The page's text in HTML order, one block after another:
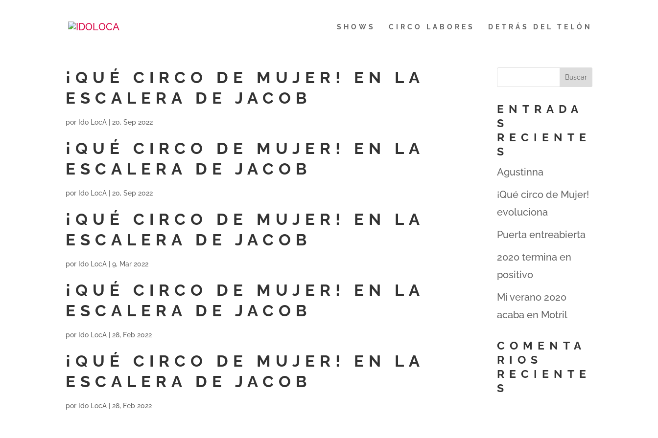
SHOWS CIRCO LABORES DETRÁS DEL TELÓN
¡QUÉ CIRCO DE MUJER! EN LA
ESCALERA DE JACOB
por Ido LocA 20, Sep 2022
¡QUÉ CIRCO DE MUJER! EN LA
ESCALERA DE JACOB
por Ido LocA 20, Sep 2022
¡QUÉ CIRCO DE MUJER! EN LA
ESCALERA DE JACOB
por Ido LocA |9, Mar 2022
¡QUÉ CIRCO DE MUJER! EN LA
ESCALERA DE JACOB
por Ido LocA 28, Feb 2022
¡QUÉ CIRCO DE MUJER! EN LA
ESCALERA DE JACOB
por Ido LocA 28, Feb 2022
ENTRADA
S
RECIENTE
S
Agustinna
¡Qué circo de Mujer!
evoluciona
Puerta entreabierta
2020 termina en
positivo
Mi verano 2020
acaba en Motril
COMENTA
RIOS
RECIENTE
S